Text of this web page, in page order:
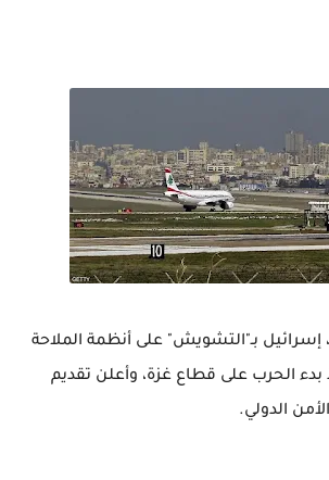
إسرائيل بـ"التشويش" على أنظمة الملاحة
الحرب على قطاع غزة، وأعلن تقديم
الدولي.